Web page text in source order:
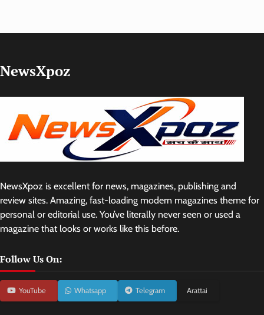
NewsXpoz
NewsXpoz is excellent for news, magazines, publishing and
review sites. Amazing, fast-loading modern magazines theme for
personal or editorial use. You’ve literally never seen or used a
magazine that looks or works like this before.
Follow Us On:
YouTube Whatsapp Telegram Arattai